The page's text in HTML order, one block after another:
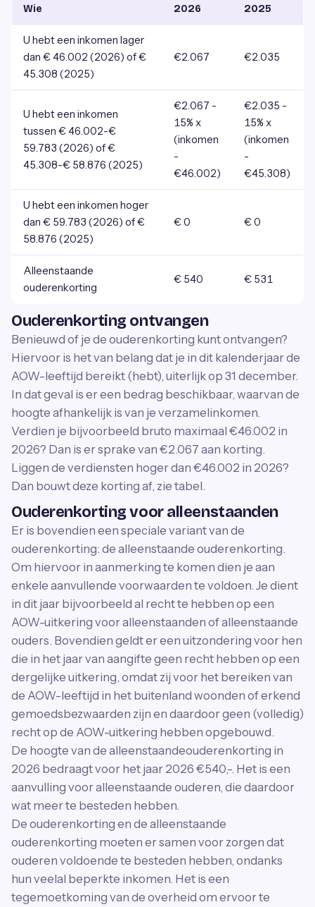
Wie 2026 2025
U hebt een inkomen lager
dan € 46.002 (2026) of €
45.308 (2025)
€2.067 €2.035
U hebt een inkomen
tussen € 46.002-€
59.783 (2026) of €
45.308-€ 58.876 (2025)
€2.067 -
15% x
(inkomen
-
€46.002)
€2.035 -
15% x
(inkomen
-
€45.308)
U hebt een inkomen hoger
dan € 59.783 (2026) of €
58.876 (2025)
€ 0 € 0
Alleenstaande
ouderenkorting
€ 540 € 531
Ouderenkorting ontvangen
Benieuwd of je de ouderenkorting kunt ontvangen?
Hiervoor is het van belang dat je in dit kalenderjaar de
AOW-leeftijd bereikt (hebt), uiterlijk op 31 december.
In dat geval is er een bedrag beschikbaar, waarvan de
hoogte afhankelijk is van je verzamelinkomen.
Verdien je bijvoorbeeld bruto maximaal €46.002 in
2026? Dan is er sprake van €2.067 aan korting.
Liggen de verdiensten hoger dan €46.002 in 2026?
Dan bouwt deze korting af, zie tabel.
Ouderenkorting voor alleenstaanden
Er is bovendien een speciale variant van de
ouderenkorting: de alleenstaande ouderenkorting.
Om hiervoor in aanmerking te komen dien je aan
enkele aanvullende voorwaarden te voldoen. Je dient
in dit jaar bijvoorbeeld al recht te hebben op een
AOW-uitkering voor alleenstaanden of alleenstaande
ouders. Bovendien geldt er een uitzondering voor hen
die in het jaar van aangifte geen recht hebben op een
dergelijke uitkering, omdat zij voor het bereiken van
de AOW-leeftijd in het buitenland woonden of erkend
gemoedsbezwaarden zijn en daardoor geen (volledig)
recht op de AOW-uitkering hebben opgebouwd.
De hoogte van de alleenstaandeouderenkorting in
2026 bedraagt voor het jaar 2026 €540,-. Het is een
aanvulling voor alleenstaande ouderen, die daardoor
wat meer te besteden hebben.
De ouderenkorting en de alleenstaande
ouderenkorting moeten er samen voor zorgen dat
ouderen voldoende te besteden hebben, ondanks
hun veelal beperkte inkomen. Het is een
tegemoetkoming van de overheid om ervoor te